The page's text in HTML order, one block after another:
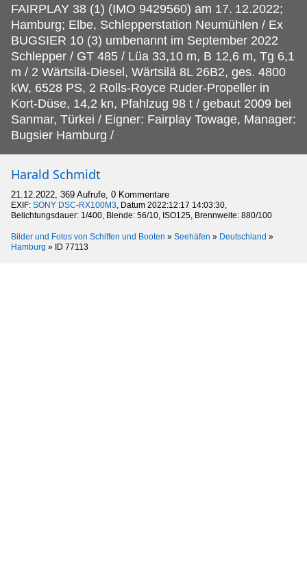
FAIRPLAY 38 (1) (IMO 9429560) am 17. 12.2022;
Hamburg; Elbe, Schlepperstation Neumühlen / Ex
BUGSIER 10 (3) umbenannt im September 2022
Schlepper / GT 485 / Lüa 33,10 m, B 12,6 m, Tg 6,1
m / 2 Wärtsilä-Diesel, Wärtsilä 8L 26B2, ges. 4800
kW, 6528 PS, 2 Rolls-Royce Ruder-Propeller in
Kort-Düse, 14,2 kn, Pfahlzug 98 t / gebaut 2009 bei
Sanmar, Türkei / Eigner: Fairplay Towage, Manager:
Bugsier Hamburg /
Harald Schmidt
21.12.2022, 369 Aufrufe, 0 Kommentare
EXIF: SONY DSC-RX100M3, Datum 2022:12:17 14:03:30,
Belichtungsdauer: 1/400, Blende: 56/10, ISO125, Brennweite: 880/100
Bilder und Fotos von Schiffen und Booten » Seehäfen » Deutschland »
Hamburg » ID 77113